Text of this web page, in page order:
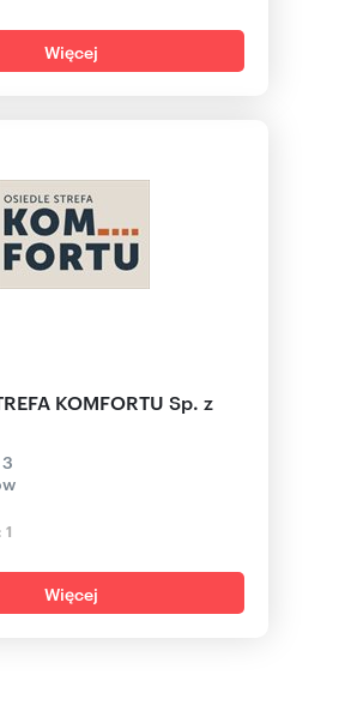
Więcej
KOMFORTU Sp. z
1
Więcej